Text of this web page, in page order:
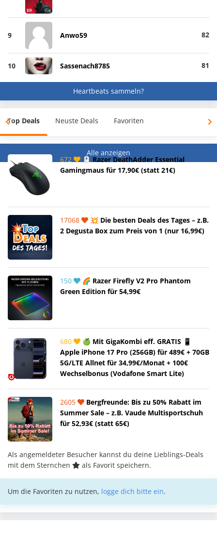
9 Anwo59 82
10 Sassenach8785 81
Heartbeats sammeln?
Top Deals Neuste Deals Favoriten
Alle anzeigen
672
🖱️ Razer DeathAdder Essential
Gamingmaus für 17,90€ (statt 21€)
17068
💥 Die besten Deals des Tages – z.B.
2 Degusta Box zum Preis von 1 (nur 16,99€)
150
🌈 Razer Firefly V2 Pro Phantom
Green Edition für 54,99€
680
🍏 Mit GigaKombi eff. GRATIS 📱
Apple iPhone 17 Pro (256GB) für 489€ + 70GB
5G/LTE Allnet für 34,99€/Monat + 100€
Wechselbonus (Vodafone Smart Lite)
2605
Bergfreunde: Bis zu 50% Rabatt im
Summer Sale – z.B. Vaude Multisportschuh
für 52,93€ (statt 65€)
Als angemeldeter Besucher kannst du deine Lieblings-Deals
mit dem Sternchen
als Favorit speichern.
Um die Favoriten zu nutzen, logge dich bitte ein.